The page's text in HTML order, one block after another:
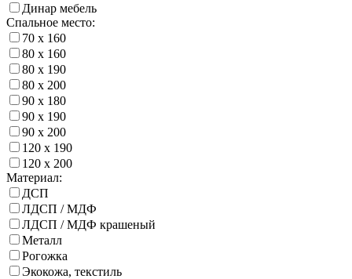
Динар мебель
Спальное место:
70 х 160
80 х 160
80 х 190
80 х 200
90 х 180
90 х 190
90 х 200
120 х 190
120 х 200
Материал:
ДСП
ЛДСП / МДФ
ЛДСП / МДФ крашеный
Металл
Рогожка
Экокожа, текстиль